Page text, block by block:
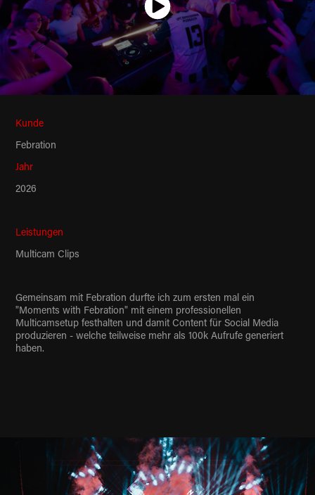
Kunde
Febration
Jahr
2026
Leistungen
Multicam Clips
Gemeinsam mit Febration durfte ich zum ersten mal ein
"Moments with Febration" mit einem professionellen
Multicamsetup festhalten und damit Content für Social Media
produzieren - welche teilweise mehr als 100k Aufrufe generiert
haben.